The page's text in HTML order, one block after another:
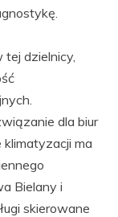
dzielnicy,
dla biur
klimatyzacji ma
Bielany i
skierowane